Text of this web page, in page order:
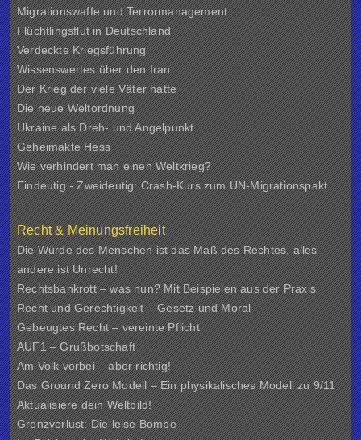
Migrationswaffe und Terrormanagement
Flüchtlingsflut in Deutschland
Verdeckte Kriegsführung
Wissenswertes über den Iran
Der Krieg der viele Väter hatte
Die neue Weltordnung
Ukraine als Dreh- und Angelpunkt
Geheimakte Hess
Wie verhindert man einen Weltkrieg?
Eindeutig - Zweideutig: Crash-Kurs zum UN-Migrationspakt
Recht & Meinungsfreiheit
Die Würde des Menschen ist das Maß des Rechtes, alles
andere ist Unrecht!
Rechtsbankrott – was nun? Mit Beispielen aus der Praxis
Recht und Gerechtigkeit – Gesetz und Moral
Gebeugtes Recht – vereinte Pflicht
AUF1 – Grußbotschaft
Am Volk vorbei – aber richtig!
Das Ground Zero Modell – Ein physikalisches Modell zu 9/11
Aktualisiere dein Weltbild!
Grenzverlust: Die leise Bombe